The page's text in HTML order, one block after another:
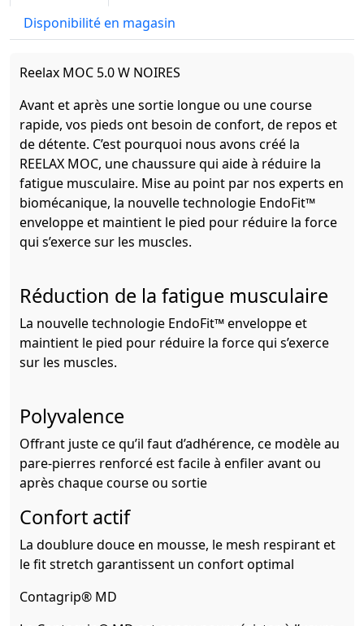
Disponibilité en magasin
Reelax MOC 5.0 W NOIRES
Avant et après une sortie longue ou une course
rapide, vos pieds ont besoin de confort, de repos et
de détente. C’est pourquoi nous avons créé la
REELAX MOC, une chaussure qui aide à réduire la
fatigue musculaire. Mise au point par nos experts en
biomécanique, la nouvelle technologie EndoFit™
enveloppe et maintient le pied pour réduire la force
qui s’exerce sur les muscles.
Réduction de la fatigue musculaire
La nouvelle technologie EndoFit™ enveloppe et
maintient le pied pour réduire la force qui s’exerce
sur les muscles.
Polyvalence
Offrant juste ce qu’il faut d’adhérence, ce modèle au
pare-pierres renforcé est facile à enfiler avant ou
après chaque course ou sortie
Confort actif
La doublure douce en mousse, le mesh respirant et
le fit stretch garantissent un confort optimal
Contagrip® MD